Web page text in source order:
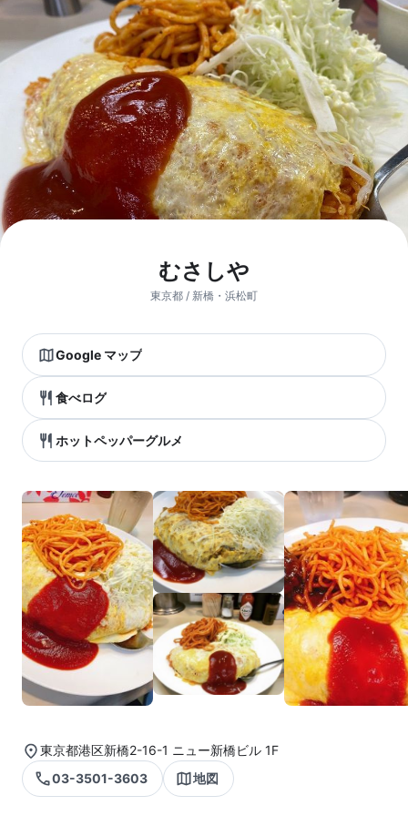
むさしや
東京都 / 新橋・浜松町
Google マップ
食べログ
ホットペッパーグルメ
東京都港区新橋2-16-1 ニュー新橋ビル 1F
03-3501-3603
地図